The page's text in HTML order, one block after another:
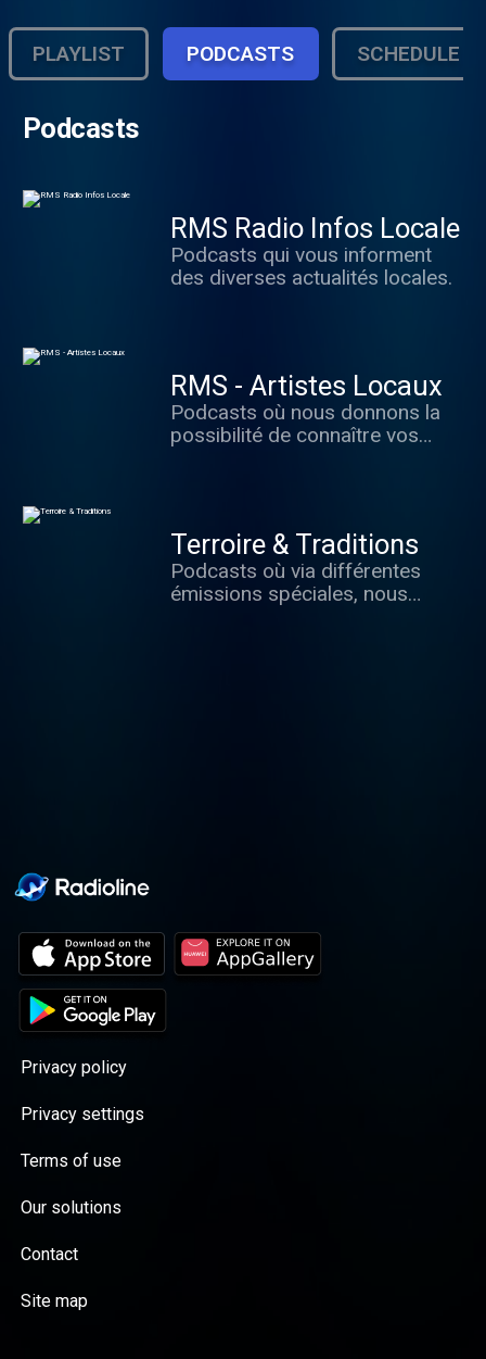
PLAYLIST PODCASTS SCHEDULE
Podcasts
RMS Radio Infos Locale
Podcasts qui vous informent
des diverses actualités locales.
RMS - Artistes Locaux
Podcasts où nous donnons la
possibilité de connaître vos
Terroire & Traditions
Podcasts où via différentes
émissions spéciales, nous
Privacy policy
Privacy settings
Terms of use
Our solutions
Contact
Site map